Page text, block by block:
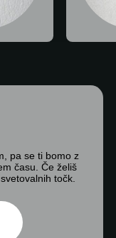
pa se ti bomo z
času. Če želiš
točk.